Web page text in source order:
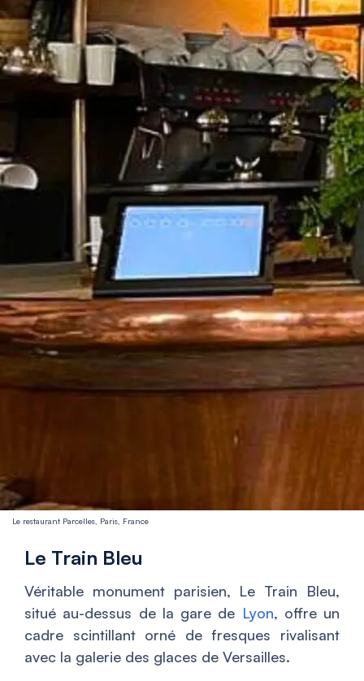
Le restaurant Parcelles, Paris, France
Le Train Bleu
Véritable monument parisien, Le Train Bleu,
situé au-dessus de la gare de Lyon, offre un
cadre scintillant orné de fresques rivalisant
avec la galerie des glaces de Versailles.